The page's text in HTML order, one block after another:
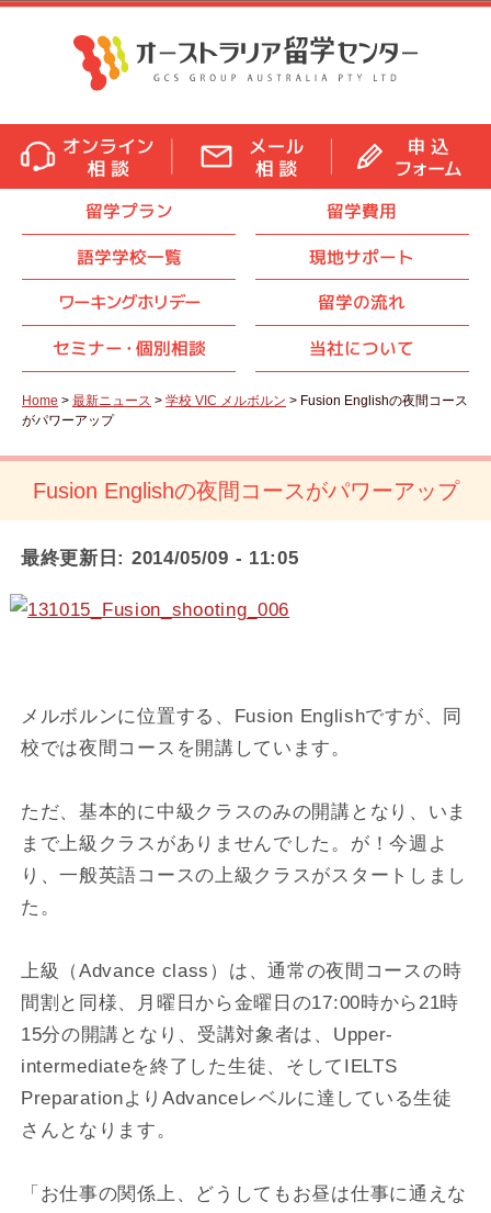
留学プラン
留学費用
語学学校一覧
現地サポート
ワーキングホリデー
留学の流れ
セミナー・ 個別相談 当社について
Home > 最新ニュース > 学校 VIC メルボルン > Fusion Englishの夜間コース
がパワーアップ
Fusion Englishの夜間コースがパワーアップ
最終更新日: 2014/05/09 - 11:05
メルボルンに位置する、Fusion Englishですが、同
校では夜間コースを開講しています。
ただ、基本的に中級クラスのみの開講となり、いま
まで上級クラスがありませんでした。が！今週よ
り、一般英語コースの上級クラスがスタートしまし
た。
上級（Advance class）は、通常の夜間コースの時
間割と同様、月曜日から金曜日の17:00時から21時
15分の開講となり、受講対象者は、Upper-
intermediateを終了した生徒、そしてIELTS
PreparationよりAdvanceレベルに達している生徒
さんとなります。
「お仕事の関係上、どうしてもお昼は仕事に通えな